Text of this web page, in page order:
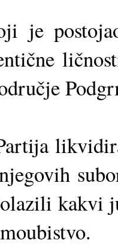
je
kakvi